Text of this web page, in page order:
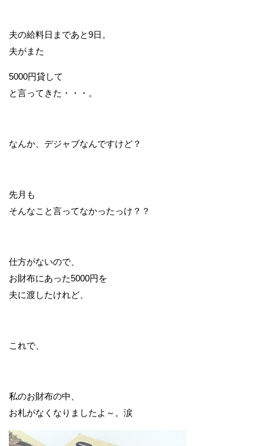
夫の給料日まであと9日。
夫がまた
5000円貸して
と言ってきた・・・。
なんか、デジャブなんですけど？
先月も
そんなこと言ってなかったっけ？？
仕方がないので、
お財布にあった5000円を
夫に渡したけれど、
これで、
私のお財布の中、
お札がなくなりましたよ～。涙